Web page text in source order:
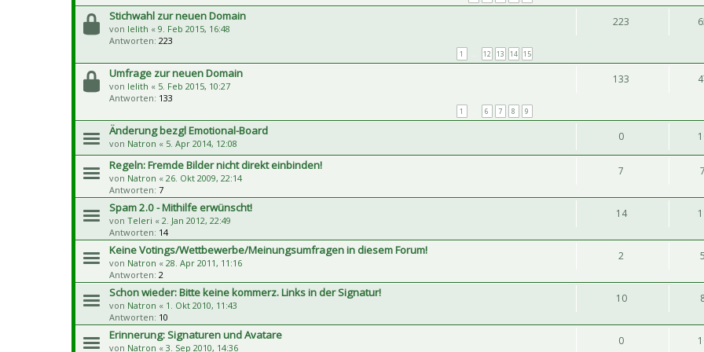
Stichwahl zur neuen Domain
von lelith « 9. Feb 2015, 16:48
Antworten: 223
1 12 13 14 15
223
Umfrage zur neuen Domain
von lelith « 5. Feb 2015, 10:27
Antworten: 133
1 6 7 8 9
133
Änderung bezgl Emotional-Board
von Natron « 5. Apr 2014, 12:08
0
Regeln: Fremde Bilder nicht direkt einbinden!
von Natron « 26. Okt 2009, 22:14
Antworten: 7
7
Spam 2.0 - Mithilfe erwünscht!
von Teleri « 2. Jan 2012, 22:49
Antworten: 14
14
Keine Votings/Wettbewerbe/Meinungsumfragen in diesem Forum!
von Natron « 28. Apr 2011, 11:16
Antworten: 2
2
Schon wieder: Bitte keine kommerz. Links in der Signatur!
von Natron « 1. Okt 2010, 11:43
Antworten: 10
10
Erinnerung: Signaturen und Avatare
von Natron « 3. Sep 2010, 14:36
0